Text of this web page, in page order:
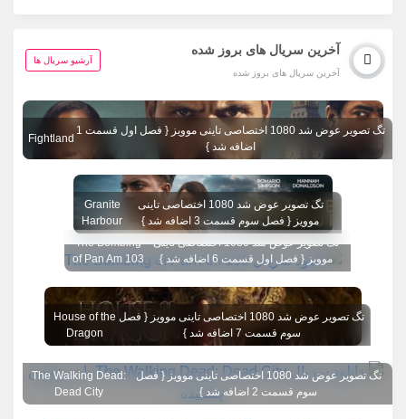
آخرین سریال های بروز شده
آخرین سریال های بروز شده
آرشیو سریال ها
تگ تصویر عوض شد 1080 اختصاصی تاینی موویز { فصل اول قسمت 1
اضافه شد }
Fightland
تگ تصویر عوض شد 1080 اختصاصی تاینی
موویز { فصل سوم قسمت 3 اضافه شد }
Granite
Harbour
تگ تصویر عوض شد 1080 اختصاصی تاینی
موویز { فصل اول قسمت 6 اضافه شد }
The Bombing
of Pan Am 103
تگ تصویر عوض شد 1080 اختصاصی تاینی موویز { فصل
سوم قسمت 7 اضافه شد }
House of the
Dragon
تگ تصویر عوض شد 1080 اختصاصی تاینی موویز { فصل
سوم قسمت 2 اضافه شد }
The Walking Dead:
Dead City